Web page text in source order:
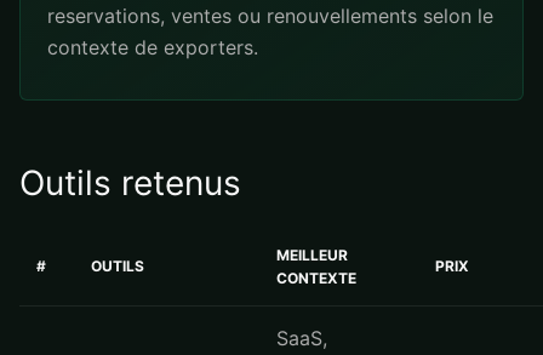
reservations, ventes ou renouvellements selon le
contexte de exporters.
Outils retenus
# OUTILS
MEILLEUR
CONTEXTE
PRIX
SaaS,